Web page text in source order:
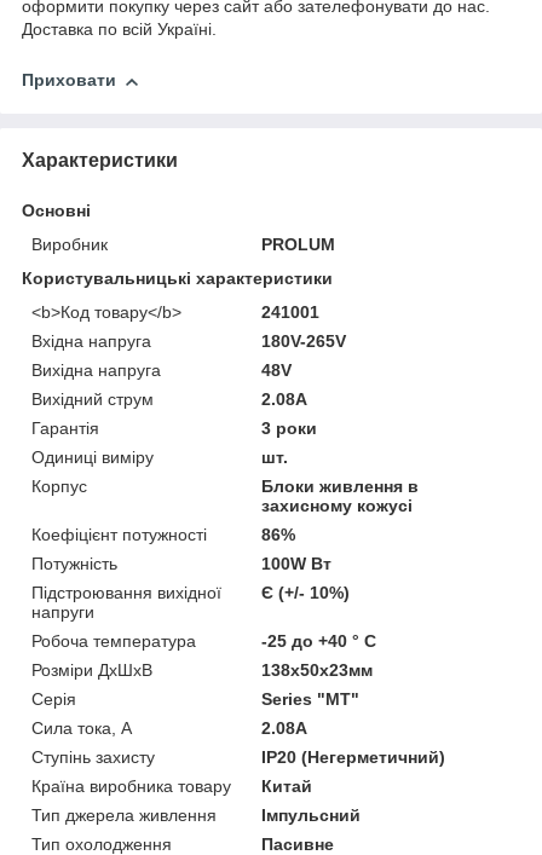
оформити покупку через сайт або зателефонувати до нас.
Доставка по всій Україні.
Приховати
Характеристики
Основні
Виробник
PROLUM
Користувальницькі характеристики
<b>Код товару</b>
241001
Вхідна напруга
180V-265V
Вихідна напруга
48V
Вихідний струм
2.08A
Гарантія
3 роки
Одиниці виміру
шт.
Корпус
Блоки живлення в
захисному кожусі
Коефіцієнт потужності
86%
Потужність
100W Вт
Підстроювання вихідної
напруги
Є (+/- 10%)
Робоча температура
-25 до +40 ° С
Розміри ДхШхВ
138х50х23мм
Серія
Series "MT"
Сила тока, А
2.08А
Ступінь захисту
IP20 (Негерметичний)
Країна виробника товару
Китай
Тип джерела живлення
Імпульсний
Тип охолодження
Пасивне